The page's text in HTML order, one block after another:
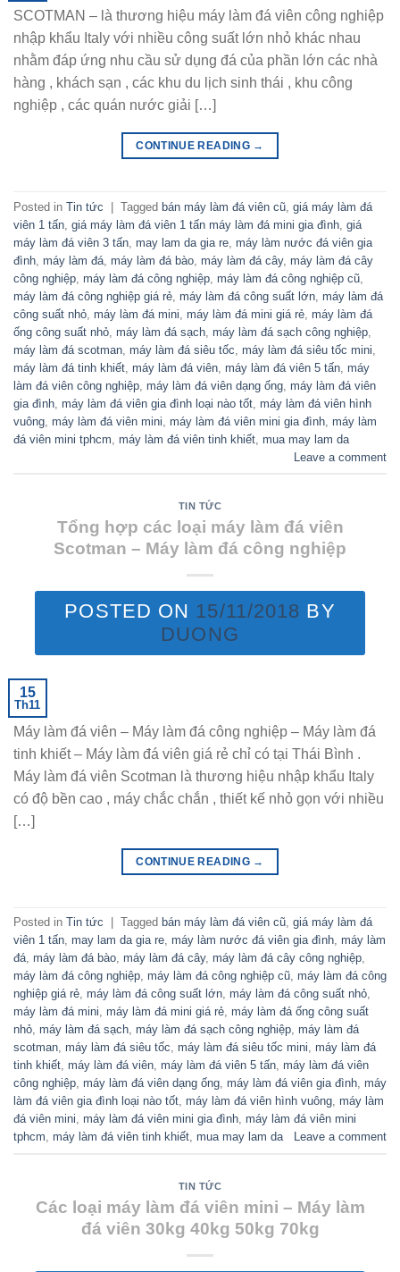
SCOTMAN – là thương hiệu máy làm đá viên công nghiệp
nhập khẩu Italy với nhiều công suất lớn nhỏ khác nhau
nhằm đáp ứng nhu cầu sử dụng đá của phần lớn các nhà
hàng , khách sạn , các khu du lịch sinh thái , khu công
nghiệp , các quán nước giải […]
CONTINUE READING →
Posted in Tin tức | Tagged bán máy làm đá viên cũ giá máy làm đá
viên 1 tấn giá máy làm đá viên 1 tấn máy làm đá mini gia đình giá
máy làm đá viên 3 tấn may lam da gia re máy làm nước đá viên gia
đình máy làm đá máy làm đá bào máy làm đá cây, máy làm đá cây
công nghiệp máy làm đá công nghiệp máy làm đá công nghiệp cũ
máy làm đá công nghiệp giá rẻ máy làm đá công suất lớn máy làm đá
công suất nhỏ máy làm đá mini máy làm đá mini giá rẻ máy làm đá
ống công suất nhỏ máy làm đá sạch máy làm đá sạch công nghiệp
máy làm đá scotman máy làm đá siêu tốc máy làm đá siêu tốc mini
máy làm đá tinh khiết máy làm đá viên máy làm đá viên 5 tấn máy
làm đá viên công nghiệp máy làm đá viên dạng ống máy làm đá viên
gia đình máy làm đá viên gia đình loại nào tốt máy làm đá viên hình
vuông máy làm đá viên mini máy làm đá viên mini gia đình máy làm
đá viên mini tphcm máy làm đá viên tinh khiết mua may lam da
Leave a comment
TIN TỨC
Tổng hợp các loại máy làm đá viên
Scotman – Máy làm đá công nghiệp
POSTED ON 15/11/2018 BY
DUONG
15
Th11
Máy làm đá viên – Máy làm đá công nghiệp – Máy làm đá
tinh khiết – Máy làm đá viên giá rẻ chỉ có tại Thái Bình .
Máy làm đá viên Scotman là thương hiệu nhập khẩu Italy
có độ bền cao , máy chắc chắn , thiết kế nhỏ gọn với nhiều
[…]
CONTINUE READING →
Posted in Tin tức Tagged bán máy làm đá viên cũ, giá máy làm đá
viên 1 tấn, may lam da gia re, máy làm nước đá viên gia đình, máy làm
đá, máy làm đá bào, máy làm đá cây, máy làm đá cây công nghiệp,
máy làm đá công nghiệp, máy làm đá công nghiệp cũ, máy làm đá công
nghiệp giá rẻ, máy làm đá công suất lớn, máy làm đá công suất nhỏ,
máy làm đá mini, máy làm đá mini giá rẻ, máy làm đá ống công suất
nhỏ, máy làm đá sạch, máy làm đá sạch công nghiệp, máy làm đá
scotman, máy làm đá siêu tốc, máy làm đá siêu tốc mini, máy làm đá
tinh khiết, máy làm đá viên, máy làm đá viên 5 tấn, máy làm đá viên
công nghiệp, máy làm đá viên dạng ống, máy làm đá viên gia đình, máy
làm đá viên gia đình loại nào tốt, máy làm đá viên hình vuông, máy làm
đá viên mini, máy làm đá viên mini gia đình, máy làm đá viên mini
tphcm, máy làm đá viên tinh khiết, mua may lam da Leave a comment
TIN TỨC
Các loại máy làm đá viên mini – Máy làm
đá viên 30kg 40kg 50kg 70kg